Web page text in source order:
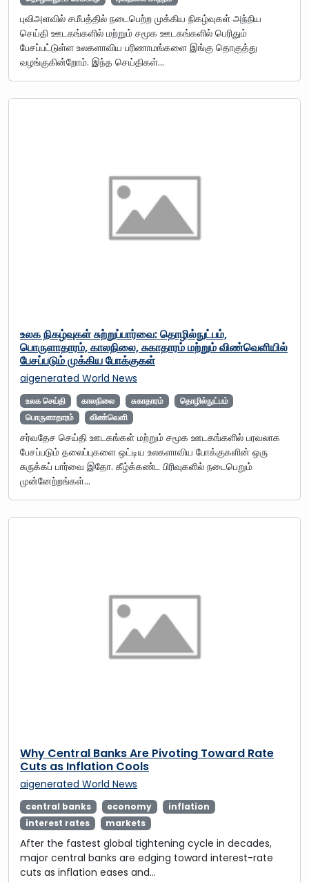
புவிஅளவில் சமீபத்தில் நடைபெற்ற முக்கிய நிகழ்வுகள் அந்நிய
செய்தி ஊடகங்களில் மற்றும் சமூக ஊடகங்களில் பெரிதும்
பேசப்பட்டுள்ள உலகளாவிய பரிணாமங்களை இங்கு தொகுத்து
வழங்குகின்றோம். இந்த செய்திகள்…
உலக நிகழ்வுகள் சுற்றுப்பார்வை: தொழில்நுட்பம்,
பொருளாதாரம், காலநிலை, சுகாதாரம் மற்றும் விண்வெளியில்
பேசப்படும் முக்கிய போக்குகள்
aigenerated World News
உலக செய்தி காலநிலை சுகாதாரம்
தொழில்நுட்பம்
பொருளாதாரம்
விண்வெளி
சர்வதேச செய்தி ஊடகங்கள் மற்றும் சமூக ஊடகங்களில் பரவலாக
பேசப்படும் தலைப்புகளை ஒட்டிய உலகளாவிய போக்குகளின் ஒரு
சுருக்கப் பார்வை இதோ. கீழ்க்கண்ட பிரிவுகளில் நடைபெறும்
முன்னேற்றங்கள்…
Why Central Banks Are Pivoting Toward Rate
Cuts as Inflation Cools
aigenerated World News
central banks economy
inflation
interest rates
markets
After the fastest global tightening cycle in decades,
major central banks are edging toward interest-rate
cuts as inflation eases and…